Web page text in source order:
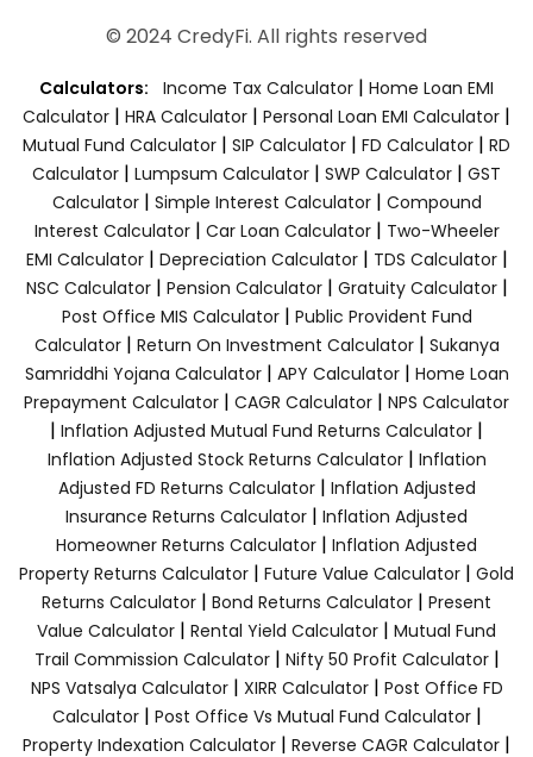
© 2024 CredyFi. All rights reserved
Calculators: Income Tax Calculator | Home Loan EMI
Calculator | HRA Calculator | Personal Loan EMI Calculator |
Mutual Fund Calculator | SIP Calculator | FD Calculator | RD
Calculator | Lumpsum Calculator | SWP Calculator | GST
Calculator| Simple Interest Calculator| Compound
Interest Calculator| Car Loan Calculator| Two-Wheeler
EMI Calculator| Depreciation Calculator| TDS Calculator|
NSC Calculator| Pension Calculator| Gratuity Calculator|
Post Office MIS Calculator| Public Provident Fund
Calculator| Return On Investment Calculator| Sukanya
Samriddhi Yojana Calculator| APY Calculator| Home Loan
Prepayment Calculator | CAGR Calculator | NPS Calculator
| Inflation Adjusted Mutual Fund Returns Calculator |
Inflation Adjusted Stock Returns Calculator| Inflation
Adjusted FD Returns Calculator| Inflation Adjusted
Insurance Returns Calculator | Inflation Adjusted
Homeowner Returns Calculator | Inflation Adjusted
Property Returns Calculator | Future Value Calculator | Gold
Returns Calculator | Bond Returns Calculator | Present
Value Calculator | Rental Yield Calculator | Mutual Fund
Trail Commission Calculator| Nifty 50 Profit Calculator|
NPS Vatsalya Calculator| XIRR Calculator| Post Office FD
Calculator| Post Office Vs Mutual Fund Calculator|
Property Indexation Calculator | Reverse CAGR Calculator |